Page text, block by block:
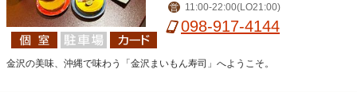
営 11:00-22:00(LO21:00)
098-917-4144
金沢の美味、沖縄で味わう「金沢まいもん寿司」へようこそ。